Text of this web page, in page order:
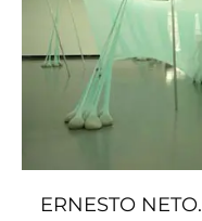
ERNESTO NETO.